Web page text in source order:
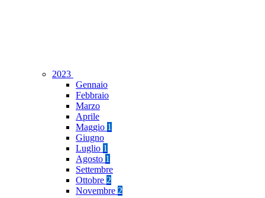
2023
Gennaio
Febbraio
Marzo
Aprile
Maggio 1
Giugno
Luglio 1
Agosto 1
Settembre
Ottobre 2
Novembre 2